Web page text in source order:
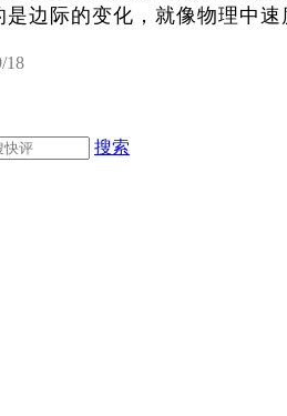
是边际的变化，就像物理中
18
搜索